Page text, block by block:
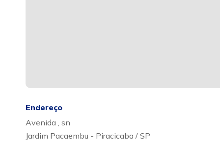
Endereço
Avenida , sn
Jardim Pacaembu - Piracicaba / SP